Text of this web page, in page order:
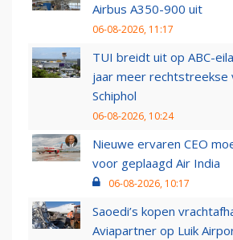
Airbus A350-900 uit
06-08-2026, 11:17
TUI breidt uit op ABC-
jaar meer rechtstreekse
Schiphol
06-08-2026, 10:24
Nieuwe ervaren CEO
voor geplaagd Air India
06-08-2026, 10:17
Saoedi’s kopen
Aviapartner op Luik